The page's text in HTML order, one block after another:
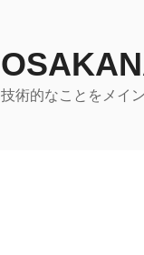
技術的なことをメイ